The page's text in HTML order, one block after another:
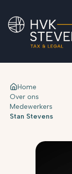
Home
Over ons
Medewerkers
Stan Stevens